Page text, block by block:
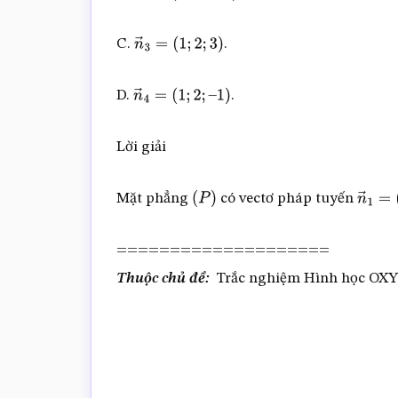
C. n→3=(1; 2;3 ) .
D. n→4=(1; 2;– ) .
Lời giải
Mặt phẳng (P có vectơ pháp tuyến n→1=
====================
Thuộc chủ đề: Trắc nghiệm Hình học